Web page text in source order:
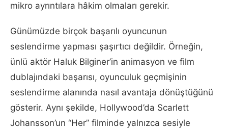
mikro ayrıntılara hâkim olmaları gerekir.
Günümüzde birçok başarılı oyuncunun
seslendirme yapması şaşırtıcı değildir. Örneğin,
ünlü aktör Haluk Bilginer’in animasyon ve film
dublajındaki başarısı, oyunculuk geçmişinin
seslendirme alanında nasıl avantaja dönüştüğünü
gösterir. Aynı şekilde, Hollywood’da Scarlett
Johansson’un “Her” filminde yalnızca sesiyle